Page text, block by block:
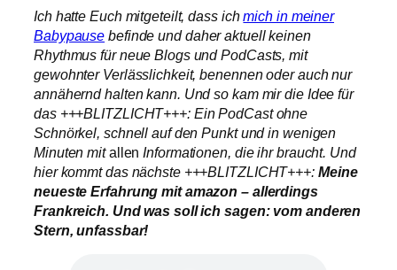
Ich hatte Euch mitgeteilt, dass ichmich in meiner
Babypause befinde und daher aktuell keinen
Rhythmus für neue Blogs und PodCasts, mit
gewohnter Verlässlichkeit, benennen oder auch nur
annähernd halten kann. Und so kam mir die Idee für
das +++BLITZLICHT+++: Ein PodCast ohne
Schnörkel, schnell auf den Punkt und in wenigen
Minuten mitallen Informationen, die ihr braucht. Und
hier kommt das nächste +++BLITZLICHT+++: Meine
neueste Erfahrung mit amazon – allerdings
Frankreich. Und was soll ich sagen: vom anderen
Stern, unfassbar!